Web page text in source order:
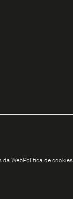
da WebPolítica de cookies